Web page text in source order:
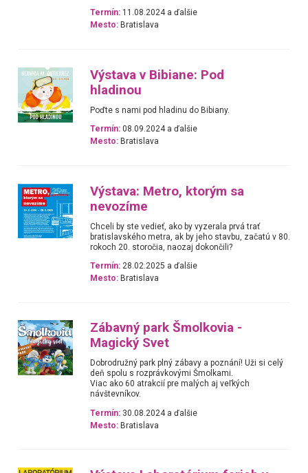
Termín: 11.08.2024 a ďalšie
Mesto: Bratislava
Výstava v Bibiane: Pod
hladinou
Poďte s nami pod hladinu do Bibiany.
Termín: 08.09.2024 a ďalšie
Mesto: Bratislava
Výstava: Metro, ktorým sa
nevozíme
Chceli by ste vedieť, ako by vyzerala prvá trať
bratislavského metra, ak by jeho stavbu, začatú v 80.
rokoch 20. storočia, naozaj dokončili?
Termín: 28.02.2025 a ďalšie
Mesto: Bratislava
Zábavný park Šmolkovia -
Magický Svet
Dobrodružný park plný zábavy a poznání! Uži si celý
deň spolu s rozprávkovými Šmolkami.
Viac ako 60 atrakcií pre malých aj veľkých
návštevníkov.
Termín: 30.08.2024 a ďalšie
Mesto: Bratislava